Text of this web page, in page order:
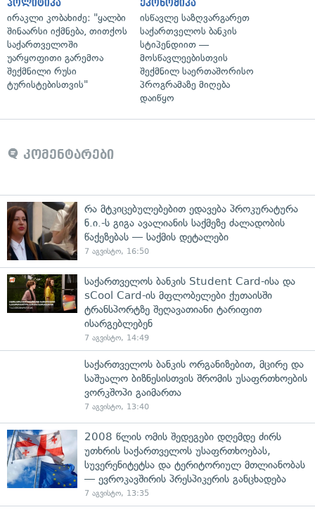
პოლიტიკა
ირაკლი კობახიძე: "ყალბი
შინაარსი იქმნება, თითქოს
საქართველოში
უარყოფითი გარემოა
შექმნილი რუსი
ტურისტებისთვის"
ეკონომიკა
ისწავლე საზღვარგარეთ
საქართველოს ბანკის
სტიპენდიით —
მოსწავლეებისთვის
შექმნილ საერთაშორისო
პროგრამაზე მიღება
დაიწყო
კომენტარები
რა მტკიცებულებებით ედავება პროკურატურა
ნ.ი.-ს გიგა ავალიანის საქმეზე ძალადობის
წაქეზებას — საქმის დეტალები
7 აგვისტო, 16:50
საქართველოს ბანკის Student Card-ისა და
sCool Card-ის მფლობელები ქუთაისში
ტრანსპორტზე შეღავათიანი ტარიფით
ისარგებლებენ
7 აგვისტო, 14:49
საქართველოს ბანკის ორგანიზებით, მცირე და
საშუალო ბიზნესისთვის შრომის უსაფრთხოების
ვორკშოპი გაიმართა
7 აგვისტო, 13:40
2008 წლის ომის შედეგები დღემდე ძირს
უთხრის საქართველოს უსაფრთხოებას,
სუვერენიტეტსა და ტერიტორიულ მთლიანობას
— ევროკავშირის პრესპიკერის განცხადება
7 აგვისტო, 13:35